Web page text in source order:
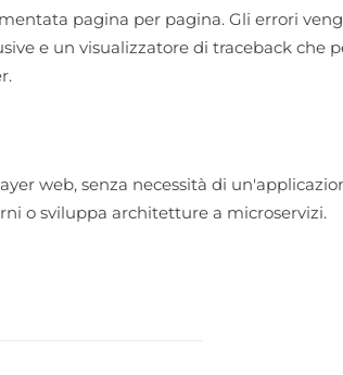
pagina per pagina. Gli errori
e un visualizzatore di traceback che
web, senza necessità di
o sviluppa architetture a microservizi.